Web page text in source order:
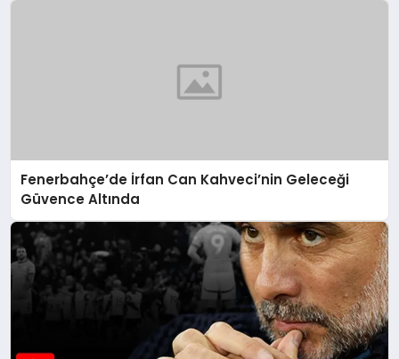
Fenerbahçe’de İrfan Can Kahveci’nin Geleceği
Güvence Altında